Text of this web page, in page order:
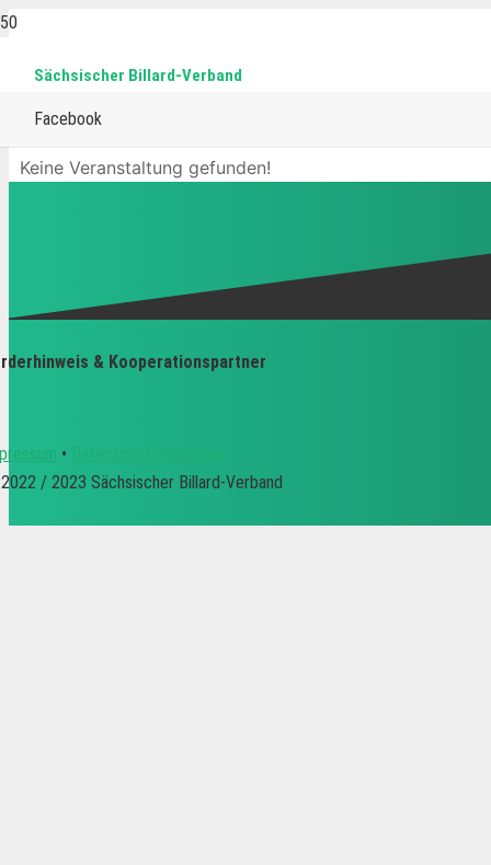
Sächsischer Billard-Verband
Facebook
Biathlon
Keine Veranstaltung gefunden!
& Kooperationspartner
• Datenschutzerklärung
/ 2023 Sächsischer Billard-Verband